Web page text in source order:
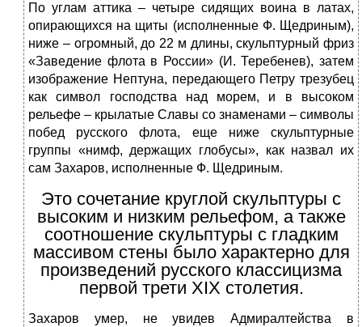
По углам аттика – четыре сидящих воина в латах,
опирающихся на щиты (исполненные Ф. Щедриным),
ниже – огромный, до 22 м длины, скульптурный фриз
«Заведение флота в России» (И. Теребенев), затем
изображение Нептуна, передающего Петру трезубец
как символ господства над морем, и в высоком
рельефе – крылатые Славы со знаменами – символы
побед русского флота, еще ниже скульптурные
группы «нимф, держащих глобусы», как назвал их
сам Захаров, исполненные Ф. Щедриным.
Это сочетание круглой скульптуры с
высоким и низким рельефом, а также
соотношение скульптуры с гладким
массивом стены было характерно для
произведений русского классицизма
первой трети XIX столетия.
Захаров умер, не увидев Адмиралтейства в